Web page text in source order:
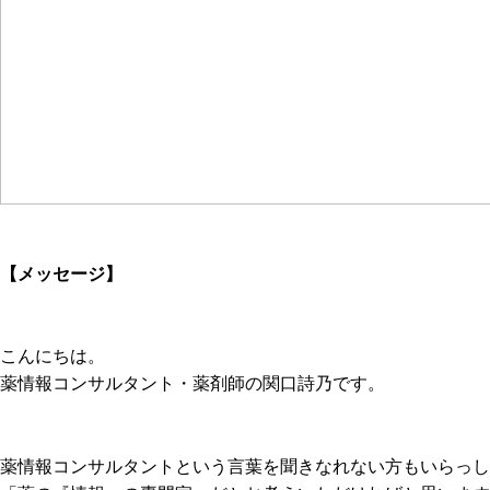
【メッセージ】
こんにちは。
薬情報コンサルタント・薬剤師の関口詩乃です。
薬情報コンサルタントという言葉を聞きなれない方もいらっ